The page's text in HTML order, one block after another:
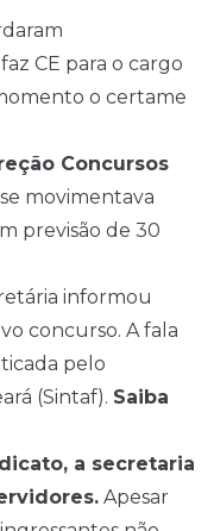
CE para o cargo
o certame
Concursos
movimentava
previsão de 30
informou
concurso. A fala
pelo
(Sintaf). Saiba
a secretaria
. Apesar